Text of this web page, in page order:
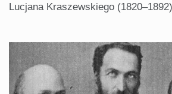
Lucjana Kraszewskiego